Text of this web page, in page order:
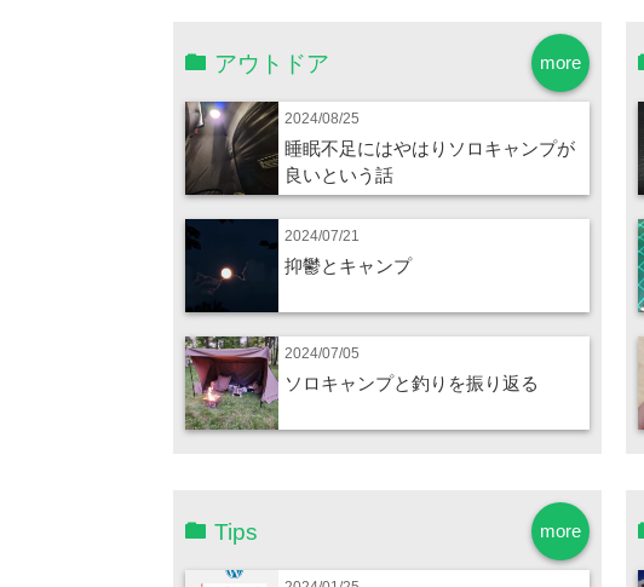
more
アウトドア
2024/08/25
睡眠不足にはやはりソロキャンプが
良いという話
2024/07/21
抑鬱とキャンプ
2024/07/05
ソロキャンプと釣りを振り返る
more
Tips